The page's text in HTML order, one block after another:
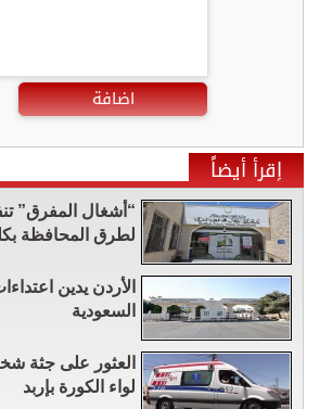
اضافة
إقرأ أيضاً
لطرق المحافظة بكلفة 850
الأردن يدين
السعودية
العثور على جثة
لواء الكورة بإربد